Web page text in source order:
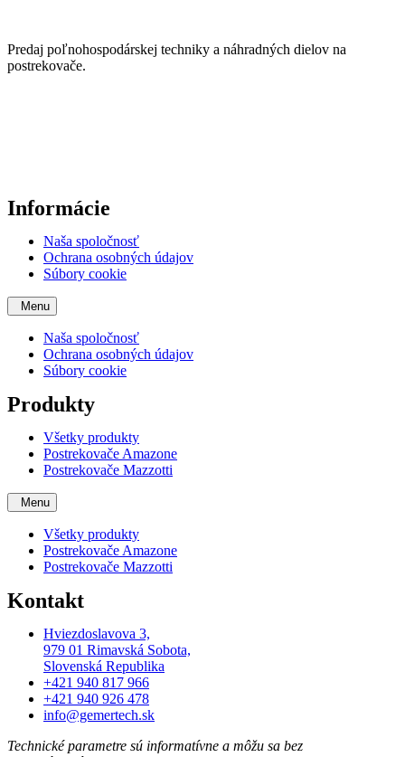
Predaj poľnohospodárskej techniky a náhradných dielov na
postrekovače.
Informácie
Naša spoločnosť
Ochrana osobných údajov
Súbory cookie
Menu
Naša spoločnosť
Ochrana osobných údajov
Súbory cookie
Produkty
Všetky produkty
Postrekovače Amazone
Postrekovače Mazzotti
Menu
Všetky produkty
Postrekovače Amazone
Postrekovače Mazzotti
Kontakt
Hviezdoslavova 3,
979 01 Rimavská Sobota,
Slovenská Republika
+421 940 817 966
+421 940 926 478
info@gemertech.sk
Technické parametre sú informatívne a môžu sa bez